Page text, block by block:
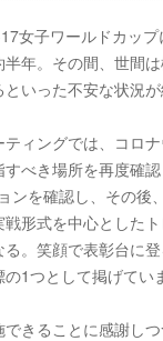
女子ワールドカッ
年。その間、世間
いった不安な状況
ィングでは、コロ
べき場所を再度確認
を確認し、その
形式を中心とした
。笑顔で表彰台に
1つとして掲げて
きることに感謝し